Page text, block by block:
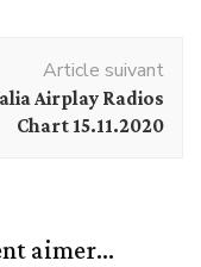
Article suivant
Airplay Radios
Chart 15.11.2020
aimer...